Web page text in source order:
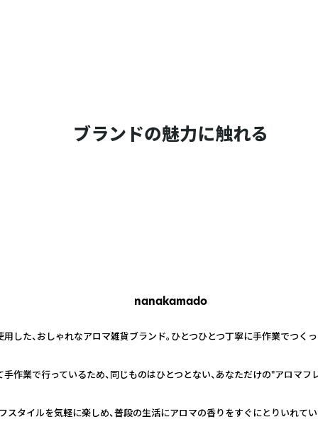
ブランドの魅力に触れる
nanakamado
した、おしゃれなアロマ雑貨ブランド。ひとつひとつ丁寧に手作業でつく
作業で行っているため、同じものはひとつとない、あなただけの"アロマフ
タイルを気軽に楽しめ、普段の生活にアロマの香りをすぐにとりいれてい